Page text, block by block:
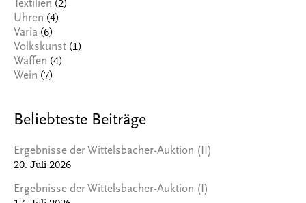
Textilien (2)
Uhren (4)
Varia (6)
Volkskunst (1)
Waffen (4)
Wein (7)
Beliebteste Beiträge
Ergebnisse der Wittelsbacher-Auktion (II)
20. Juli 2026
Ergebnisse der Wittelsbacher-Auktion (I)